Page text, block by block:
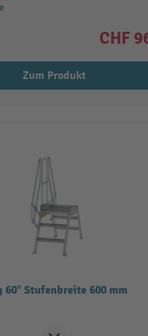
CHF
Zum Produkt
60° Stufenbreite 600 mm